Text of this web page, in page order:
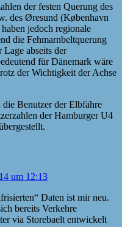
der festen Querung des
des Øresund (København
jedoch regionale
die Fehmarnbeltquerung
abseits der
für Dänemark wäre
der Wichtigkeit der Achse
die Benutzer der Elbfähre
der Hamburger U4
um 12:13
Daten ist mir neu.
bereits Verkehre
via Storebaelt entwickelt